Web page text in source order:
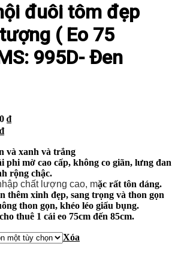
đuôi tôm đẹp
( Eo 75
995D- Đen
₫
₫
và xanh và trắng
phi mờ cao cấp, không co giãn, lưng đan
rộng chậc.
chất lượng cao, mặc rất tôn dáng.
thêm xinh đẹp, sang trọng và thon gọn
thon gọn, khéo léo giấu bụng.
thuê 1 cái eo 75cm đến 85cm.
Xóa